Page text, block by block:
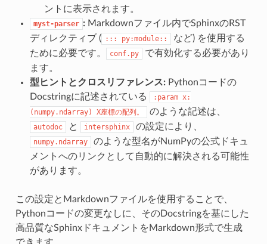
ントに表示されます。
myst-parser :Markdownファイル内でSphinxのRST
ディレクティブ ( ::: py:module::
など) を使用する
ために必要です。
conf.py
で有効化する必要があり
ます。
型ヒントとクロスリファレンス:Pythonコードの
Docstringに記述されている
:param x:
(numpy.ndarray)
X座標の配列。 のような記述は、
autodoc と intersphinx の設定により、
numpy.ndarray
のような型名がNumPyの公式ドキュ
メントへのリンクとして自動的に解決される可能性
があります。
この設定とMarkdownファイルを使用することで、
Pythonコードの変更なしに、そのDocstringを基にした
高品質なSphinxドキュメントをMarkdown形式で生成